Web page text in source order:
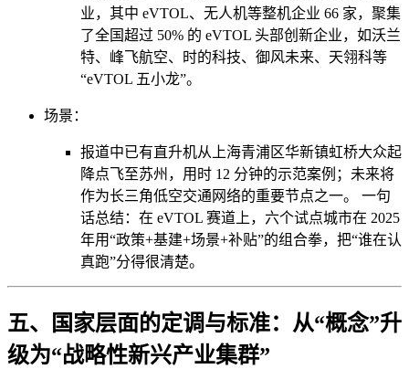
业，其中 eVTOL、无人机等整机企业 66 家，聚集
了全国超过 50% 的 eVTOL 头部创新企业，如沃兰
特、峰飞航空、时的科技、御风未来、天翎科等
“eVTOL 五小龙”。
场景：
报道中已有直升机从上海青浦区华新镇虹桥大众起
降点飞至苏州，用时 12 分钟的示范案例；未来将
作为长三角低空交通网络的重要节点之一。 一句
话总结：在 eVTOL 赛道上，六个试点城市在 2025
年用“政策+基建+场景+补贴”的组合拳，把“谁在认
真跑”分得很清楚。
五、国家层面的定调与标准：从“概念”升
级为“战略性新兴产业集群”